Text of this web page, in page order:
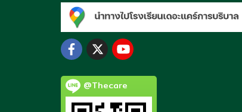
@Thecare